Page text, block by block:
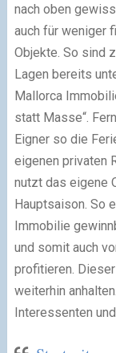
nach oben
auch für weniger
Objekte. So sind
Lagen bereits
Mallorca
statt Masse“.
Eigner so die
eigenen privaten
nutzt das eigene
Hauptsaison. So
Immobilie
und somit auch
profitieren.
weiterhin
Interessenten